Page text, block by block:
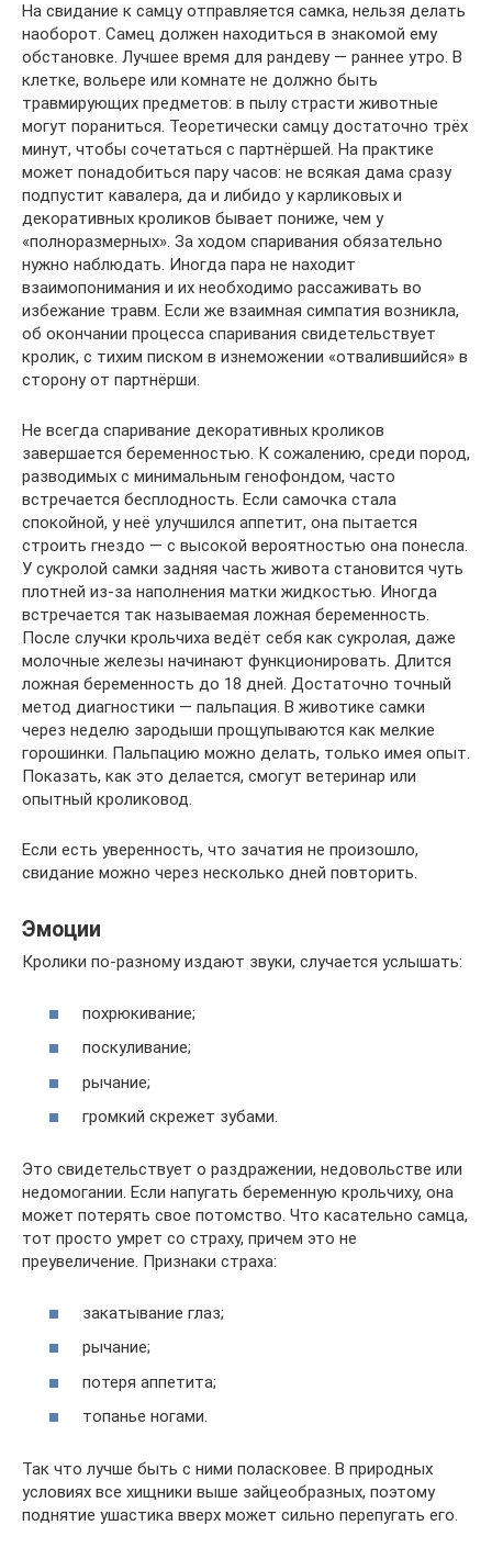
На свидание к самцу отправляется самка, нельзя делать
наоборот. Самец должен находиться в знакомой ему
обстановке. Лучшее время для рандеву — раннее утро. В
клетке, вольере или комнате не должно быть
травмирующих предметов: в пылу страсти животные
могут пораниться. Теоретически самцу достаточно трёх
минут, чтобы сочетаться с партнёршей. На практике
может понадобиться пару часов: не всякая дама сразу
подпустит кавалера, да и либидо у карликовых и
декоративных кроликов бывает пониже, чем у
«полноразмерных». За ходом спаривания обязательно
нужно наблюдать. Иногда пара не находит
взаимопонимания и их необходимо рассаживать во
избежание травм. Если же взаимная симпатия возникла,
об окончании процесса спаривания свидетельствует
кролик, с тихим писком в изнеможении «отвалившийся» в
сторону от партнёрши.
Не всегда спаривание декоративных кроликов
завершается беременностью. К сожалению, среди пород,
разводимых с минимальным генофондом, часто
встречается бесплодность. Если самочка стала
спокойной, у неё улучшился аппетит, она пытается
строить гнездо — с высокой вероятностью она понесла.
У сукролой самки задняя часть живота становится чуть
плотней из-за наполнения матки жидкостью. Иногда
встречается так называемая ложная беременность.
После случки крольчиха ведёт себя как сукролая, даже
молочные железы начинают функционировать. Длится
ложная беременность до 18 дней. Достаточно точный
метод диагностики — пальпация. В животике самки
через неделю зародыши прощупываются как мелкие
горошинки. Пальпацию можно делать, только имея опыт.
Показать, как это делается, смогут ветеринар или
опытный кроликовод.
Если есть уверенность, что зачатия не произошло,
свидание можно через несколько дней повторить.
Эмоции
Кролики по-разному издают звуки, случается услышать:
похрюкивание;
поскуливание;
рычание;
громкий скрежет зубами.
Это свидетельствует о раздражении, недовольстве или
недомогании. Если напугать беременную крольчиху, она
может потерять свое потомство. Что касательно самца,
тот просто умрет со страху, причем это не
преувеличение. Признаки страха:
закатывание глаз;
рычание;
потеря аппетита;
топанье ногами.
Так что лучше быть с ними поласковее. В природных
условиях все хищники выше зайцеобразных, поэтому
поднятие ушастика вверх может сильно перепугать его.